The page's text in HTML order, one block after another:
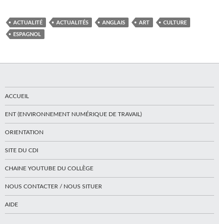
ACTUALITÉ ACTUALITÉS ANGLAIS ART
CULTURE
ESPAGNOL
ACCUEIL
ENT (ENVIRONNEMENT NUMÉRIQUE DE TRAVAIL)
ORIENTATION
SITE DU CDI
CHAINE YOUTUBE DU COLLÈGE
NOUS CONTACTER / NOUS SITUER
AIDE